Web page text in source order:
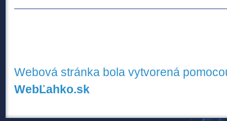
Webová stránka bola vytvorená
WebĽahko.sk